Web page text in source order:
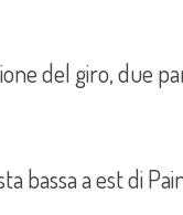
del giro, due
bassa a est di